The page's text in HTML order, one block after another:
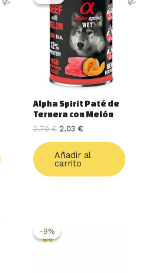
Alpha Spirit Paté de
Ternera con Melón
2.70€
original
era:
2.70 €.
2.03 €
actual
es:
2.03 €.
Añadir al
carrito
producto
-9%
-9%